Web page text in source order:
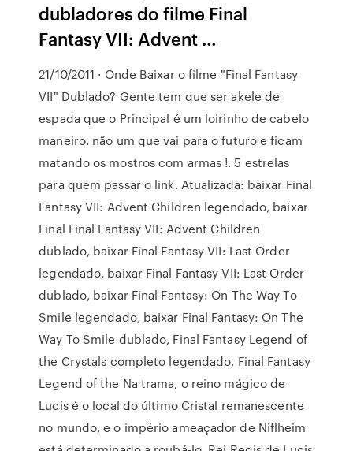
dubladores do filme Final
Fantasy VII: Advent …
21/10/2011 · Onde Baixar o filme "Final Fantasy
VII" Dublado? Gente tem que ser akele de
espada que o Principal é um loirinho de cabelo
maneiro. não um que vai para o futuro e ficam
matando os mostros com armas !. 5 estrelas
para quem passar o link. Atualizada: baixar Final
Fantasy VII: Advent Children legendado, baixar
Final Final Fantasy VII: Advent Children
dublado, baixar Final Fantasy VII: Last Order
legendado, baixar Final Fantasy VII: Last Order
dublado, baixar Final Fantasy: On The Way To
Smile legendado, baixar Final Fantasy: On The
Way To Smile dublado, Final Fantasy Legend of
the Crystals completo legendado, Final Fantasy
Legend of the Na trama, o reino mágico de
Lucis é o local do último Cristal remanescente
no mundo, e o império ameaçador de Niflheim